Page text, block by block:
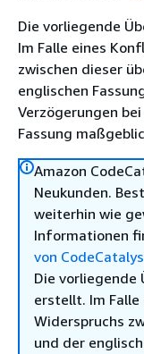
Die vorliegende
Im Falle eines
zwischen dieser
englischen
Verzögerungen
Fassung
Amazon
Neukunden.
weiterhin wie
Informationen
von
Die vorliegende
erstellt. Im
Widerspruchs
und der